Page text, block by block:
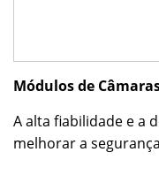
Módulos de
A alta fiabilidade e a
melhorar a